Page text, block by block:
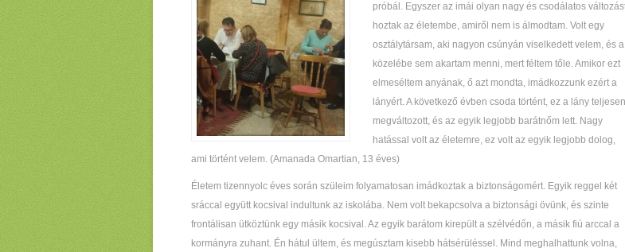
próbál. Egyszer az imái olyan nagy és csodálatos
hoztak az életembe, amiről nem is álmodtam. Volt egy
osztálytársam, aki nagyon csúnyán viselkedett velem, és a
közelébe sem akartam menni, mert féltem tőle. Amikor ezt
elmeséltem anyának, ő azt mondta, imádkozzunk ezért a
lányért. A következő évben csoda történt, ez a lány teljesen
megváltozott, és az egyik legjobb barátnőm lett. Nagy
hatással volt az életemre, ez volt az egyik legjobb dolog,
ami történt velem. (Amanada Omartian, 13 éves)
Életem tizennyolc éves során szüleim folyamatosan imádkoztak a biztonságomért. Egyik reggel két
sráccal együtt kocsival indultunk az iskolába. Nem volt bekapcsolva a biztonsági övünk, és szinte
frontálisan ütköztünk egy másik kocsival. Az egyik barátom kirepült a szélvédőn, a másik fiú arccal a
kormányra zuhant. Én hátul ültem, és megúsztam kisebb hátsérüléssel. Mind meghalhattunk volna,